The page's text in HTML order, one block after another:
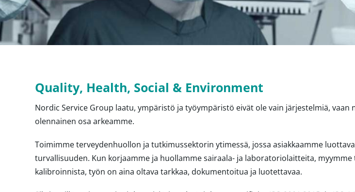
Quality, Health, Social & Environment
Nordic Service Group laatu, ympäristö ja työympäristö eivät ole vain järjestelmiä,
olennainen osa arkeamme.
Toimimme terveydenhuollon ja tutkimussektorin ytimessä, jossa asiakkaamme
turvallisuuden. Kun korjaamme ja huollamme sairaala- ja laboratoriolaitteita,
kalibroinnista, työn on aina oltava tarkkaa, dokumentoitua ja luotettavaa.